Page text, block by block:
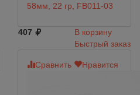
58мм, 22 гр, FB011-03
407
В корзину
Быстрый заказ
Сравнить Нравится